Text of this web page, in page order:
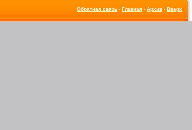
Обратная связь - Главная - Архив - Вверх